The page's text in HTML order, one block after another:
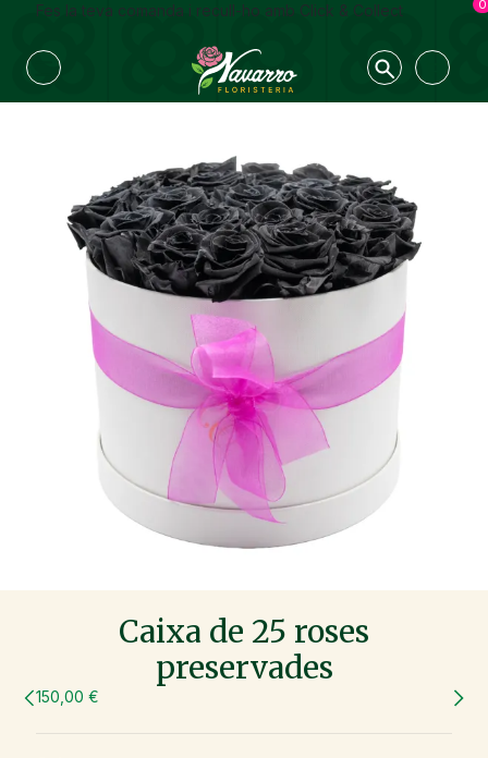
Fes la teva comanda i recull-ho amb Click & Collect 0
Caixa de 25 roses
preservades
150,00 €